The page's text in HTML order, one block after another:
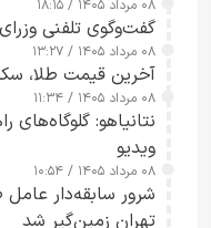
۰۸ مرداد ۱۴۰۵ / ۱۸:۱۵
گفت‌وگوی تلفنی
۰۸ مرداد ۱۴۰۵ / ۱۳:۲۷
آخرین قیمت طلا، سکه ودلار8
۰۸ مرداد ۱۴۰۵ / ۱۱:۳۴
نتانیاهو: گلوگاه‌های
ویدیو
۰۸ مرداد ۱۴۰۵ / ۱۰:۵۴
شرور سابقه‌دار
تهران زمین‌گیر شد